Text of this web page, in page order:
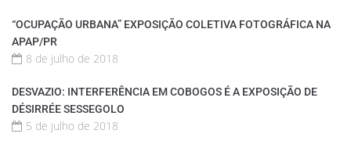
“OCUPAÇÃO URBANA” EXPOSIÇÃO COLETIVA FOTOGRÁFICA NA
APAP/PR
8 de julho de 2018
DESVAZIO: INTERFERÊNCIA EM COBOGOS É A EXPOSIÇÃO DE
DÉSIRRÉE SESSEGOLO
5 de julho de 2018